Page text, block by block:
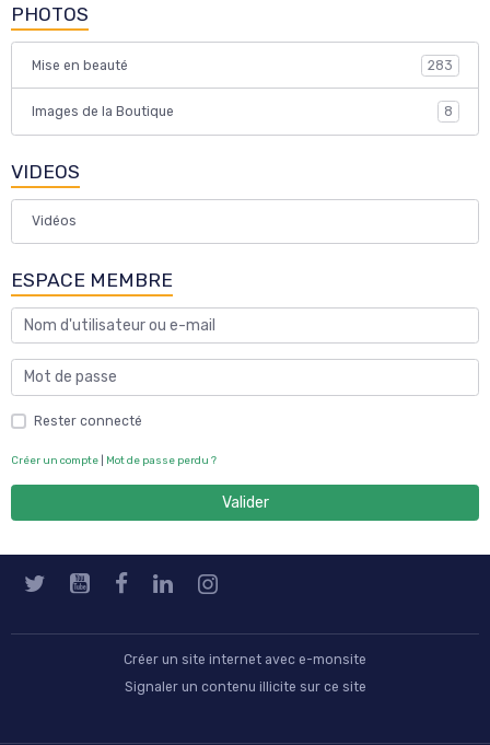
PHOTOS
Mise en beauté 283
Images de la Boutique 8
VIDEOS
Vidéos
ESPACE MEMBRE
Rester connecté
Créer un compte Mot de passe perdu ?
Valider
Créer un site internet avec e-monsite
Signaler un contenu illicite sur ce site